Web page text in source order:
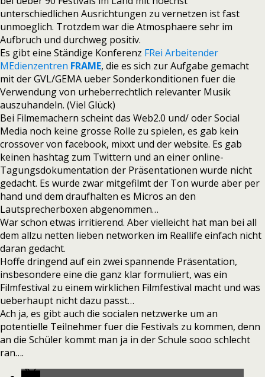
unterschiedlichen Ausrichtungen zu vernetzen ist fast
unmoeglich. Trotzdem war die Atmosphaere sehr im
Aufbruch und durchweg positiv.
Es gibt eine Ständige Konferenz FRei Arbeitender
MEdienzentren FRAME, die es sich zur Aufgabe gemacht
mit der GVL/GEMA ueber Sonderkonditionen fuer die
Verwendung von urheberrechtlich relevanter Musik
auszuhandeln. (Viel Glück)
Bei Filmemachern scheint das Web2.0 und/ oder Social
Media noch keine grosse Rolle zu spielen, es gab kein
crossover von facebook, mixxt und der website. Es gab
keinen hashtag zum Twittern und an einer online-
Tagungsdokumentation der Präsentationen wurde nicht
gedacht. Es wurde zwar mitgefilmt der Ton wurde aber per
hand und dem draufhalten es Micros an den
Lautsprecherboxen abgenommen…
War schon etwas irritierend. Aber vielleicht hat man bei all
dem allzu netten lieben networken im Reallife einfach nicht
daran gedacht.
Hoffe dringend auf ein zwei spannende Präsentation,
insbesondere eine die ganz klar formuliert, was ein
Filmfestival zu einem wirklichen Filmfestival macht und was
ueberhaupt nicht dazu passt…
Ach ja, es gibt auch die socialen netzwerke um an
potentielle Teilnehmer fuer die Festivals zu kommen, denn
an die Schüler kommt man ja in der Schule sooo schlecht
ran….